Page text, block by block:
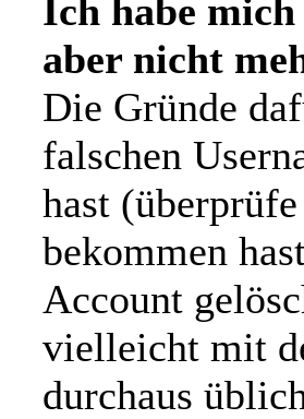
Ich habe
aber nicht
Die Gründe
falschen
hast
bekommen
Account
vielleicht mit
durchaus